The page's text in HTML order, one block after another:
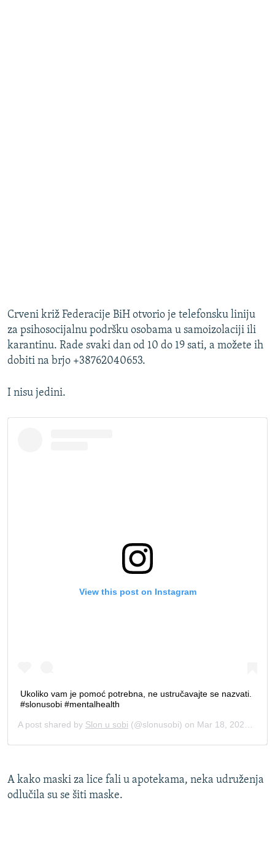
Crveni križ Federacije BiH otvorio je telefonsku liniju
za psihosocijalnu podršku osobama u samoizolaciji ili
karantinu. Rade svaki dan od 10 do 19 sati, a možete ih
dobiti na brjo +38762040653.
I nisu jedini.
A kako maski za lice fali u apotekama, neka udruženja
odlučila su se šiti maske.